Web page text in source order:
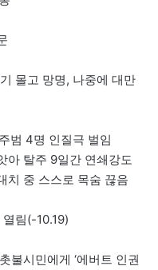
몰고 망명, 나중에 대만
범 4명 인질극 벌임
아 탈주 9일간 연쇄강도
치 중 스스로 목숨 끊음
림(-10.19)
불시민에게 ‘에버트 인권